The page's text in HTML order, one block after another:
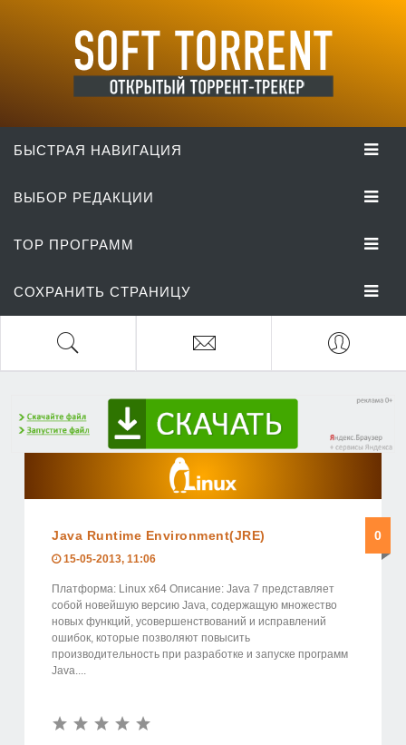
БЫСТРАЯ НАВИГАЦИЯ
ВЫБОР РЕДАКЦИИ
TOP ПРОГРАММ
СОХРАНИТЬ СТРАНИЦУ
Java Runtime Environment(JRE) 0
15-05-2013, 11:06
Платформа: Linux x64 Описание: Java 7 представляет
собой новейшую версию Java, содержащую множество
новых функций, усовершенствований и исправлений
ошибок, которые позволяют повысить
производительность при разработке и запуске программ
Java....